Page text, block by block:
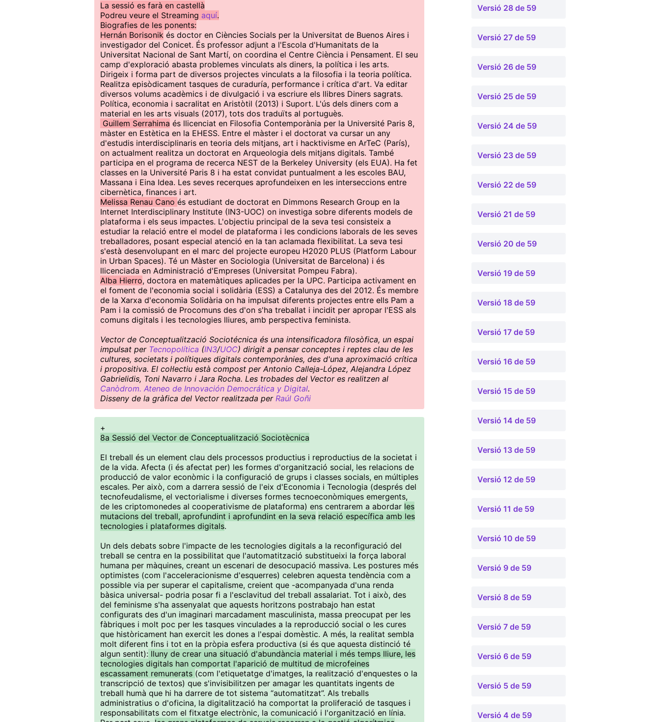
La sessió es farà en castellà
Podreu veure el Streaming aquí.
Biografies de les ponents:
Hernán Borisonik és doctor en Ciències Socials per la Universitat de Buenos Aires i
investigador del Conicet. És professor adjunt a l'Escola d'Humanitats de la
Universitat Nacional de Sant Martí, on coordina el Centre Ciència i Pensament. El seu
camp d'exploració abasta problemes vinculats als diners, la política i les arts.
Dirigeix i forma part de diversos projectes vinculats a la filosofia i la teoria política.
Realitza episòdicament tasques de curaduría, performance i crítica d'art. Va editar
diversos volums acadèmics i de divulgació i va escriure els llibres Diners sagrats.
Política, economia i sacralitat en Aristòtil (2013) i Suport. L'ús dels diners com a
material en les arts visuals (2017), tots dos traduïts al portuguès.
Guillem Serrahima és llicenciat en Filosofia Contemporània per la Université Paris 8,
màster en Estètica en la EHESS. Entre el màster i el doctorat va cursar un any
d'estudis interdisciplinaris en teoria dels mitjans, art i hacktivisme en ArTeC (París),
on actualment realitza un doctorat en Arqueologia dels mitjans digitals. També
participa en el programa de recerca NEST de la Berkeley University (els EUA). Ha fet
classes en la Université Paris 8 i ha estat convidat puntualment a les escoles BAU,
Massana i Eina Idea. Les seves recerques aprofundeixen en les interseccions entre
cibernètica, finances i art.
Melissa Renau Cano és estudiant de doctorat en Dimmons Research Group en la
Internet Interdisciplinary Institute (IN3-UOC) on investiga sobre diferents models de
plataforma i els seus impactes. L'objectiu principal de la seva tesi consisteix a
estudiar la relació entre el model de plataforma i les condicions laborals de les seves
treballadores, posant especial atenció en la tan aclamada flexibilitat. La seva tesi
s'està desenvolupant en el marc del projecte europeu H2020 PLUS (Platform Labour
in Urban Spaces). Té un Màster en Sociologia (Universitat de Barcelona) i és
llicenciada en Administració d'Empreses (Universitat Pompeu Fabra).
Alba Hierro, doctora en matemàtiques aplicades per la UPC. Participa activament en
el foment de l'economia social i solidària (ESS) a Catalunya des del 2012. És membre
de la Xarxa d'economia Solidària on ha impulsat diferents projectes entre ells Pam a
Pam i la comissió de Procomuns des d'on s'ha treballat i incidit per apropar l'ESS als
comuns digitals i les tecnologies lliures, amb perspectiva feminista.
Vector de Conceptualització Sociotécnica és una intensificadora filosòfica, un espai
impulsat per Tecnopolítica (IN3/UOC) dirigit a pensar conceptes i reptes clau de les
cultures, societats i polítiques digitals contemporànies, des d'una aproximació crítica
i propositiva. El col·lectiu està compost per Antonio Calleja-López, Alejandra López
Gabrielidis, Toni Navarro i Jara Rocha. Les trobades del Vector es realitzen al
Canòdrom. Ateneo de Innovación Democrática y Digital.
Disseny de la gràfica del Vector realitzada per Raúl Goñi
+
8a Sessió del Vector de Conceptualització Sociotècnica
El treball és un element clau dels processos productius i reproductius de la societat i
de la vida. Afecta (i és afectat per) les formes d'organització social, les relacions de
producció de valor econòmic i la configuració de grups i classes socials, en múltiples
escales. Per això, com a darrera sessió de l'eix d'Economia i Tecnologia (després del
tecnofeudalisme, el vectorialisme i diverses formes tecnoeconòmiques emergents,
de les criptomonedes al cooperativisme de plataforma) ens centrarem a abordar les
mutacions del treball, aprofundint i aprofundint en la seva relació específica amb les
tecnologies i plataformes digitals.
Un dels debats sobre l'impacte de les tecnologies digitals a la reconfiguració del
treball se centra en la possibilitat que l'automatització substitueixi la força laboral
humana per màquines, creant un escenari de desocupació massiva. Les postures més
optimistes (com l'acceleracionisme d'esquerres) celebren aquesta tendència com a
possible via per superar el capitalisme, creient que -acompanyada d'una renda
bàsica universal- podria posar fi a l'esclavitud del treball assalariat. Tot i això, des
del feminisme s'ha assenyalat que aquests horitzons postrabajo han estat
configurats des d'un imaginari marcadament masculinista, massa preocupat per les
fàbriques i molt poc per les tasques vinculades a la reproducció social o les cures
que històricament han exercit les dones a l'espai domèstic. A més, la realitat sembla
molt diferent fins i tot en la pròpia esfera productiva (si és que aquesta distinció té
algun sentit): lluny de crear una situació d'abundància material i més temps lliure, les
tecnologies digitals han comportat l'aparició de multitud de microfeines
escassament remunerats (com l'etiquetatge d'imatges, la realització d'enquestes o la
transcripció de textos) que s'invisibilitzen per amagar les quantitats ingents de
treball humà que hi ha darrere de tot sistema “automatitzat”. Als treballs
administratius o d'oficina, la digitalització ha comportat la proliferació de tasques i
responsabilitats com el fitxatge electrònic, la comunicació i l'organització en línia.
Versió 28 de 59
Versió 27 de 59
Versió 26 de 59
Versió 25 de 59
Versió 24 de 59
Versió 23 de 59
Versió 22 de 59
Versió 21 de 59
Versió 20 de 59
Versió 19 de 59
Versió 18 de 59
Versió 17 de 59
Versió 16 de 59
Versió 15 de 59
Versió 14 de 59
Versió 13 de 59
Versió 12 de 59
Versió 11 de 59
Versió 10 de 59
Versió 9 de 59
Versió 8 de 59
Versió 7 de 59
Versió 6 de 59
Versió 5 de 59
Versió 4 de 59